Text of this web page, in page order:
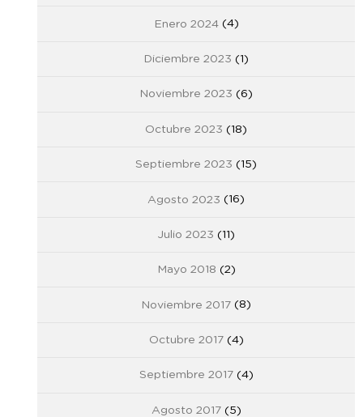
Enero 2024(4)
Diciembre 2023 (1)
Noviembre 2023 (6)
Octubre 2023 (18)
Septiembre 2023 (15)
Agosto 2023 (16)
Julio 2023 (11)
Mayo 2018 (2)
Noviembre 2017 (8)
Octubre 2017(4)
Septiembre 2017(4)
Agosto 2017(5)